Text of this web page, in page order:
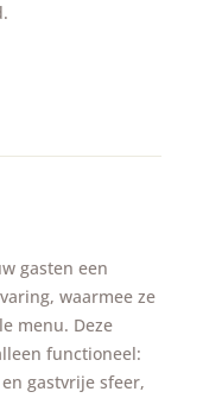
gasten een
waarmee ze
menu. Deze
functioneel:
gastvrije sfeer,